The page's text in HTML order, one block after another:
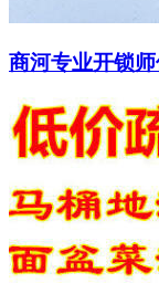
商河专业开锁